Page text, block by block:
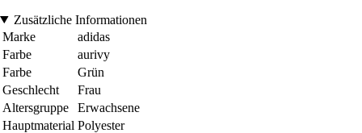
Zusätzliche Informationen
Marke
adidas
Farbe
aurivy
Farbe
Grün
Geschlecht
Frau
Altersgruppe
Erwachsene
Hauptmaterial Polyester